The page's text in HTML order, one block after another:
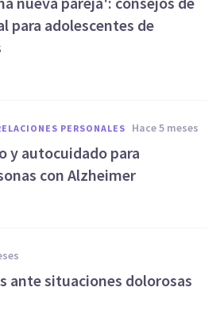
para adolescentes de
PERSONALES hace 5 meses
y autocuidado para
con Alzheimer
ante situaciones dolorosas